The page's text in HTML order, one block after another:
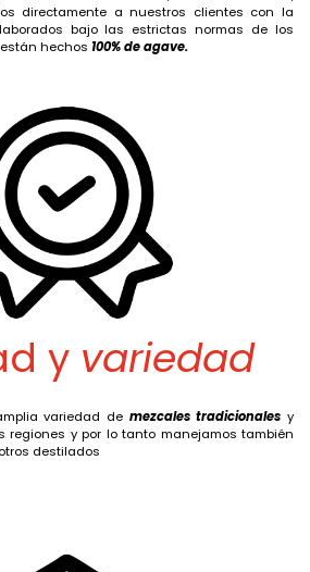
directamente a nuestros clientes con la
bajo las estrictas normas de los
hechos 100% de agave.
y variedad
variedad de mezcales tradicionalesy
regiones y por lo tanto manejamos también
destilados